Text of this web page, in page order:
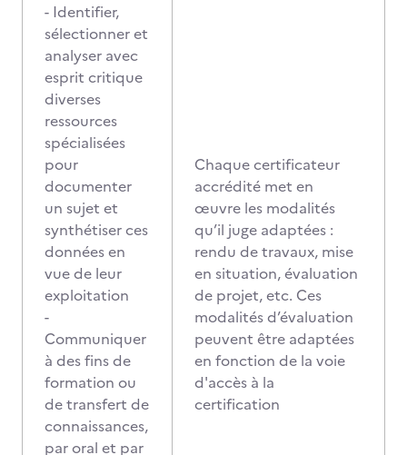
- Identifier,
sélectionner et
analyser avec
esprit critique
diverses
ressources
spécialisées
pour
documenter
un sujet et
synthétiser ces
données en
vue de leur
exploitation
-
Communiquer
à des fins de
formation ou
de transfert de
connaissances,
par oral et par
Chaque certificateur
accrédité met en
œuvre les modalités
qu’il juge adaptées :
rendu de travaux, mise
en situation, évaluation
de projet, etc. Ces
modalités d’évaluation
peuvent être adaptées
en fonction de la voie
d'accès à la
certification